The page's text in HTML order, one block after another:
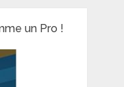
un Pro !